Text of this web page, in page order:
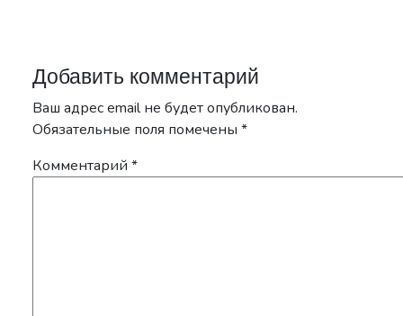
Добавить комментарий
Ваш адрес email не будет опубликован.
Обязательные поля помечены *
Комментарий *